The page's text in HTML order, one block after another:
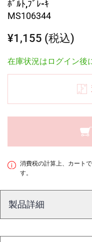
ﾎﾞﾙﾄ,ﾌﾞﾚ-ｷ
MS106344
¥1,155 (税込)
在庫状況はログイン後
消費税の計算上、カート
す。
製品詳細